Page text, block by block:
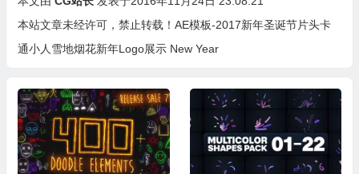
本站文章未经许可，禁止转载！ AE模板-2017新年圣诞节片头卡
通小人雪地烟花新年Logo展示 New Year